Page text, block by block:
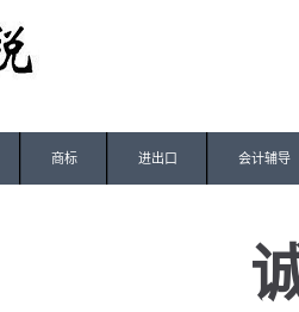
商标 进出口 会计辅导